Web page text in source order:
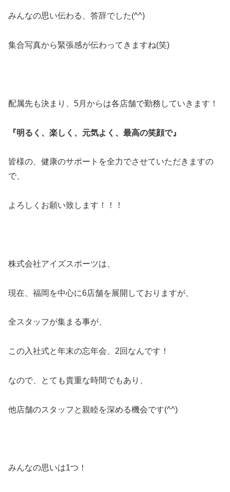
みんなの思い伝わる、答辞でした(^^)
集合写真から緊張感が伝わってきますね(笑)
配属先も決まり、5月からは各店舗で勤務していきます！
『明るく、楽しく、元気よく、最高の笑顔で』
皆様の、健康のサポートを全力でさせていただきますの
で、
よろしくお願い致します！！！
株式会社アイズスポーツは、
現在、福岡を中心に6店舗を展開しておりますが、
全スタッフが集まる事が、
この入社式と年末の忘年会、2回なんです！
なので、とても貴重な時間でもあり、
他店舗のスタッフと親睦を深める機会です(^^)
みんなの思いは1つ！